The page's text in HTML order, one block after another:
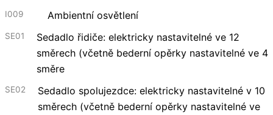
I009 Ambientní osvětlení
SE01
Sedadlo řidiče: elektricky nastavitelné ve 12
směrech (včetně bederní opěrky nastavitelné ve 4
směre
SE02
Sedadlo spolujezdce: elektricky nastavitelné v 10
směrech (včetně bederní opěrky nastavitelné ve